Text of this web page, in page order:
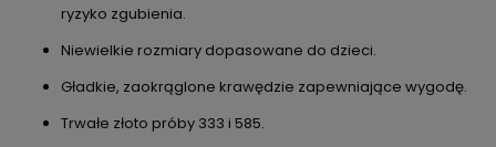
ryzyko zgubienia.
Niewielkie rozmiary dopasowane do dzieci.
Gładkie, zaokrąglone krawędzie zapewniające wygodę.
Trwałe złoto próby 333 i 585.